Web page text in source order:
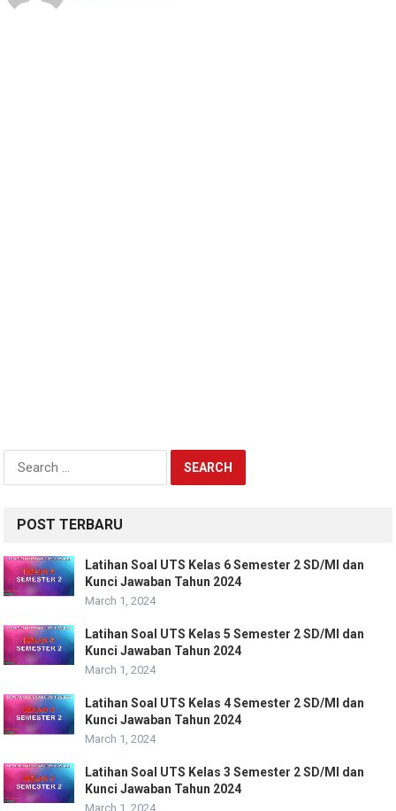
Search
for:
POST TERBARU
Latihan Soal UTS Kelas 6 Semester 2 SD/MI dan
Kunci Jawaban Tahun 2024
March 1, 2024
Latihan Soal UTS Kelas 5 Semester 2 SD/MI dan
Kunci Jawaban Tahun 2024
March 1, 2024
Latihan Soal UTS Kelas 4 Semester 2 SD/MI dan
Kunci Jawaban Tahun 2024
March 1, 2024
Latihan Soal UTS Kelas 3 Semester 2 SD/MI dan
Kunci Jawaban Tahun 2024
March 1, 2024